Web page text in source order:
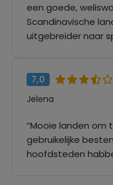
een goede,
Scandinavische
uitgebreider naar
7,0
Jelena
“Mooie landen om
gebruikelijke
hoofdsteden